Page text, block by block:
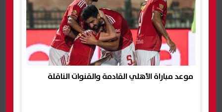
موعد مباراة الأهلي القادمة والقنوات الناقلة